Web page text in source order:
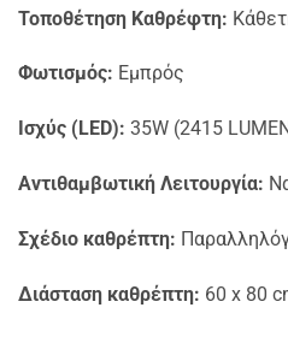
Τοποθέτηση Καθρέφτη:
Φωτισμός: Εμπρός
Ισχύς (LED): 35W (2415
Αντιθαμβωτική Λειτουργία:
Σχέδιο καθρέπτη:
Διάσταση καθρέπτη: 60 x 80